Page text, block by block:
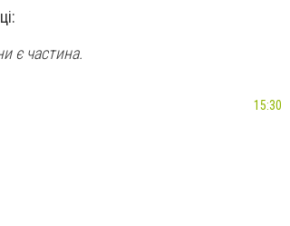
є частина.
15:30